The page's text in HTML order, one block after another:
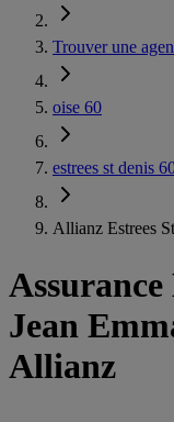
Trouver une
oise 60
estrees st denis
Allianz Estrees
Assurance
Jean
Allianz